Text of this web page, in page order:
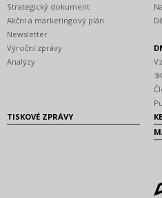
Strategický dokument
Akční a marketingový plán
Newsletter
Výroční zprávy
Analýzy
TISKOVÉ ZPRÁVY